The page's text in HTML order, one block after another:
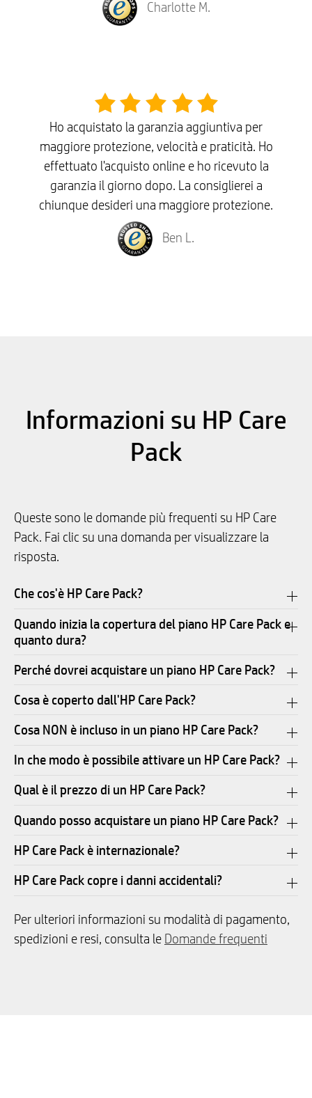
Charlotte M.
Ho acquistato la garanzia aggiuntiva per
maggiore protezione, velocità e praticità. Ho
effettuato l'acquisto online e ho ricevuto la
garanzia il giorno dopo. La consiglierei a
chiunque desideri una maggiore protezione.
Ben L.
Informazioni su HP Care
Pack
Queste sono le domande più frequenti su HP Care
Pack. Fai clic su una domanda per visualizzare la
risposta.
Che cos'è HP Care Pack?
Quando inizia la copertura del piano HP Care Pack e
quanto dura?
Perché dovrei acquistare un piano HP Care Pack?
Cosa è coperto dall'HP Care Pack?
Cosa NON è incluso in un piano HP Care Pack?
In che modo è possibile attivare un HP Care Pack?
Qual è il prezzo di un HP Care Pack?
Quando posso acquistare un piano HP Care Pack?
HP Care Pack è internazionale?
HP Care Pack copre i danni accidentali?
Per ulteriori informazioni su modalità di pagamento,
spedizioni e resi, consulta le Domande frequenti